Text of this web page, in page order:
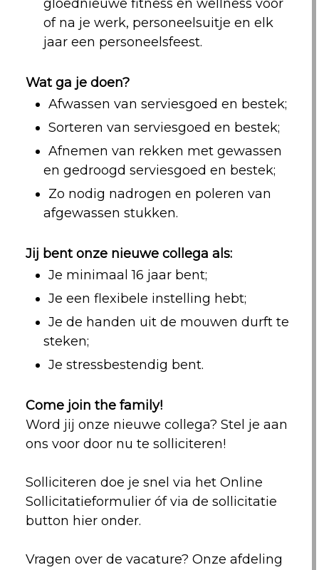
gloednieuwe fitness en wellness voor
of na je werk, personeelsuitje en elk
jaar een personeelsfeest.
Wat ga je doen?
Afwassen van serviesgoed en bestek;
Sorteren van serviesgoed en bestek;
Afnemen van rekken met gewassen
en gedroogd serviesgoed en bestek;
Zo nodig nadrogen en poleren van
afgewassen stukken.
Jij bent onze nieuwe collega als:
Je minimaal 16 jaar bent;
Je een flexibele instelling hebt;
Je de handen uit de mouwen durft te
steken;
Je stressbestendig bent.
Come join the family!
Word jij onze nieuwe collega? Stel je aan
ons voor door nu te solliciteren!
Solliciteren doe je snel via het Online
Sollicitatieformulier óf via de sollicitatie
button hier onder.
Vragen over de vacature? Onze afdeling